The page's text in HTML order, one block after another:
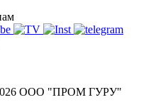
ООО "ПРОМ ГУРУ"